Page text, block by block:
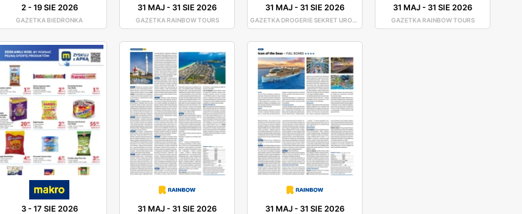
2-19 SIE 2026
GAZETKA BIEDRONKA
31 MAJ- 31 SIE 2026
GAZETKA RAINBOW TOURS
31 MAJ- 31 SIE 2026
GAZETKA DROGERIE SEKRET URODY
31 MAJ- 31 SIE 2026
GAZETKA RAINBOW TOURS
3-17 SIE 2026 31 MAJ- 31 SIE 2026 31 MAJ- 31 SIE 2026